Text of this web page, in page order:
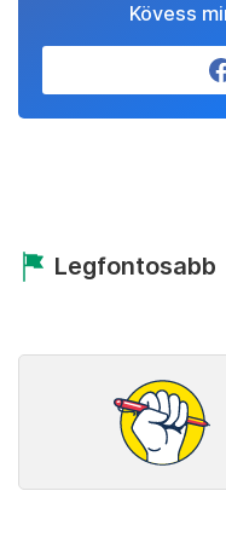
Kövess
Legfontosabb